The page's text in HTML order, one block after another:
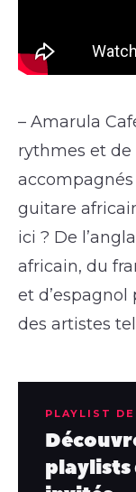
– Amarula
rythmes et de
guitare
ici ? De
africain, du
et
des artistes
PLAYLIST
playlists